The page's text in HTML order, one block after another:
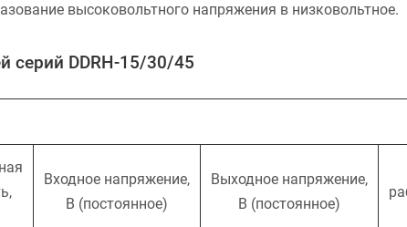
высоковольтного напряжения в низковольтное.
серий DDRH-15/30/45
Входное напряжение,
В (постоянное)
Выходное напряжение,
В (постоянное)